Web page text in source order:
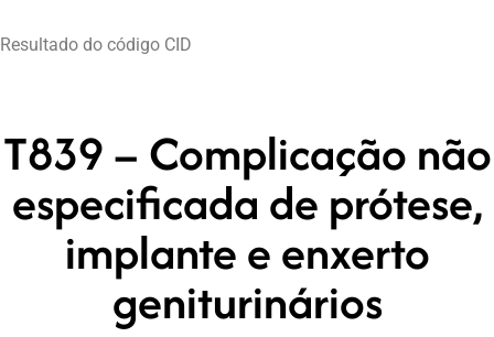
Resultado do código CID
T839 – Complicação não
especificada de prótese,
implante e enxerto
geniturinários